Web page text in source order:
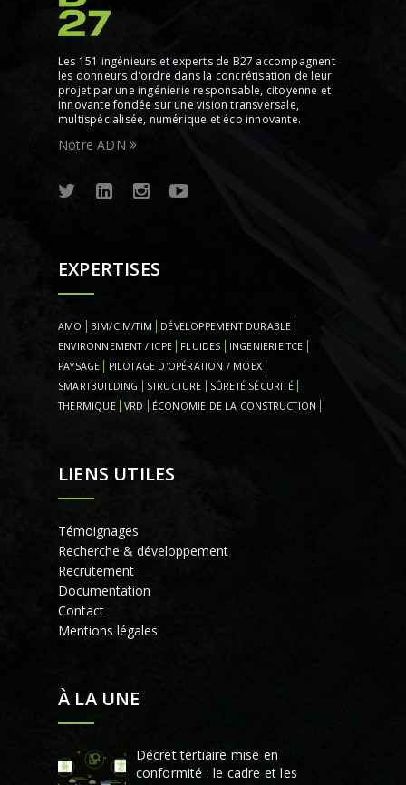
Les 151 ingénieurs et experts de B27 accompagnent
les donneurs d'ordre dans la concrétisation de leur
projet par une ingénierie responsable, citoyenne et
innovante fondée sur une vision transversale,
multispécialisée, numérique et éco innovante.
Notre ADN
EXPERTISES
AMO BIM/CIM/TIM
DÉVELOPPEMENT DURABLE
ENVIRONNEMENT / ICPE
FLUIDES
INGENIERIE TCE
PAYSAGE
PILOTAGE D'OPÉRATION / MOEX
SMARTBUILDING
STRUCTURE
SÛRETÉ SÉCURITÉ
THERMIQUE
VRD ÉCONOMIE DE LA CONSTRUCTION
LIENS UTILES
Témoignages
Recherche & développement
Recrutement
Documentation
Contact
Mentions légales
À LA UNE
Décret tertiaire mise en
conformité : le cadre et les